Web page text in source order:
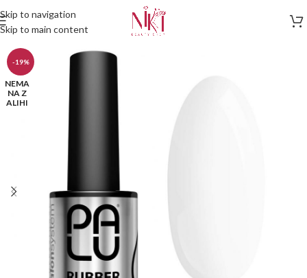
Skip to navigation
Skip to main content
-19%
NEMA
NA Z
ALIHI